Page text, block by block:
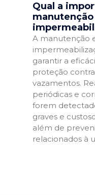
Qual a
A manutenção
garantir a
proteção
vazamentos.
periódicas e
forem
graves e
além de
relacionados à